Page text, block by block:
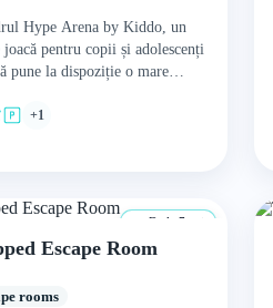
Hype Arena by Kiddo, un
joacă pentru copii și adolescenți
pune la dispoziție o mare
+1
De la 7 ani
Escape Room
rooms